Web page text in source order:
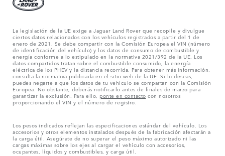
La legislación de la UE exige a Jaguar Land Rover que recopile y divulgue
ciertos datos relacionados con los vehículos registrados a partir del 1 de
enero de 2021. Se debe compartir con la Comisión Europea el VIN (número
de identificación del vehículo) y los datos de consumo de combustible y
energía conforme a lo estipulado en la normativa 2021/392 de la UE. Los
datos compartidos tratan sobre el combustible consumido, la energía
eléctrica de los PHEV y la distancia recorrida. Para obtener más información,
consulta la normativa publicada en el sitio web de la UE . Si lo deseas,
puedes negarte a que los datos de tu vehículo se compartan con la Comisión
Europea. No obstante, deberás notificarlo antes de finales de marzo para
garantizar la exclusión. Para ello, ponte en contacto con nosotros
proporcionando el VIN y el número de registro.
Los pesos indicados reflejan las especificaciones estándar del vehículo. Los
accesorios y otros elementos instalados después de la fabricación afectarán a
la carga útil. Asegúrate de no superar el peso máximo autorizado ni las
cargas máximas sobre los ejes al cargar el vehículo con accesorios,
ocupantes, líquidos y combustibles, y carga útil.